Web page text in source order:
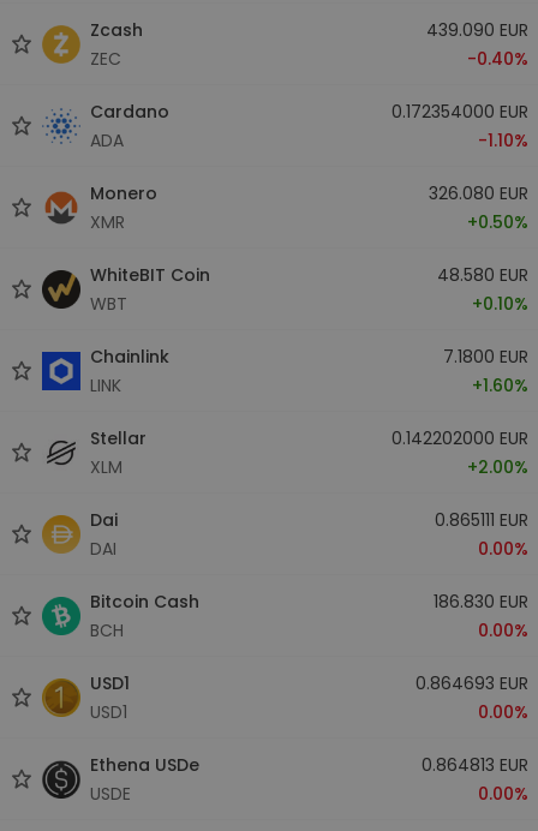
Zcash
ZEC
439.090 EUR
-0.40%
Cardano
ADA
0.172354000 EUR
-1.10%
Monero
XMR
326.080 EUR
+0.50%
WhiteBIT Coin
WBT
48.580 EUR
+0.10%
Chainlink
LINK
7.1800 EUR
+1.60%
Stellar
XLM
0.142202000 EUR
+2.00%
Dai
DAI
0.865111 EUR
0.00%
Bitcoin Cash
BCH
186.830 EUR
0.00%
USD1
USD1
0.864693 EUR
0.00%
Ethena USDe
USDE
0.864813 EUR
0.00%